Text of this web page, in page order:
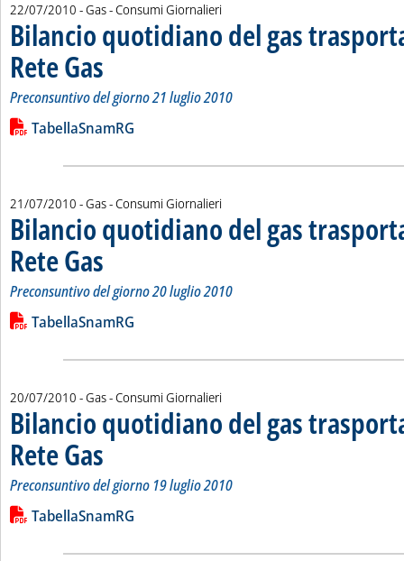
22/07/2010 - Gas - Consumi Giornalieri
Bilancio quotidiano del gas
Rete Gas . Sottotitolo: Preconsuntivo del giorno 21 luglio 2010
. Pubblicata giovedì 22 luglio 2010 alle 14.10.
Preconsuntivo del giorno 21 luglio 2010
Leggi tutta la notizia: 'Bilancio quotidiano del gas
Lista allegati PDF alla notizia
TabellaSnamRG
21/07/2010 - Gas - Consumi Giornalieri
Bilancio quotidiano del gas
Rete Gas . Sottotitolo: Preconsuntivo del giorno 20 luglio 2010
. Pubblicata mercoledì 21 luglio 2010 alle 14.52.
Preconsuntivo del giorno 20 luglio 2010
Leggi tutta la notizia: 'Bilancio quotidiano del gas
Lista allegati PDF alla notizia
TabellaSnamRG
20/07/2010 - Gas - Consumi Giornalieri
Bilancio quotidiano del gas
Rete Gas . Sottotitolo: Preconsuntivo del giorno 19 luglio 2010
. Pubblicata martedì 20 luglio 2010 alle 14.47.
Preconsuntivo del giorno 19 luglio 2010
Leggi tutta la notizia: 'Bilancio quotidiano del gas
Lista allegati PDF alla notizia
TabellaSnamRG